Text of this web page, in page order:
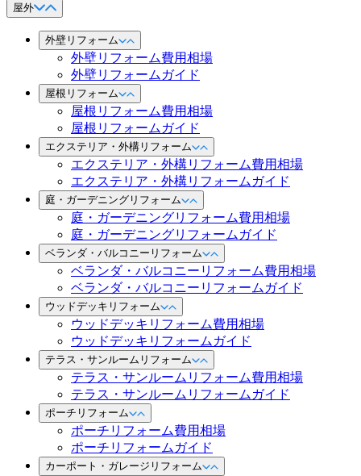
屋外
外壁リフォーム
外壁リフォーム費用相場
外壁リフォームガイド
屋根リフォーム
屋根リフォーム費用相場
屋根リフォームガイド
エクステリア・外構リフォーム
エクステリア・外構リフォーム費用相場
エクステリア・外構リフォームガイド
庭・ガーデニングリフォーム
庭・ガーデニングリフォーム費用相場
庭・ガーデニングリフォームガイド
ベランダ・バルコニーリフォーム
ベランダ・バルコニーリフォーム費用相場
ベランダ・バルコニーリフォームガイド
ウッドデッキリフォーム
ウッドデッキリフォーム費用相場
ウッドデッキリフォームガイド
テラス・サンルームリフォーム
テラス・サンルームリフォーム費用相場
テラス・サンルームリフォームガイド
ポーチリフォーム
ポーチリフォーム費用相場
ポーチリフォームガイド
カーポート・ガレージリフォーム